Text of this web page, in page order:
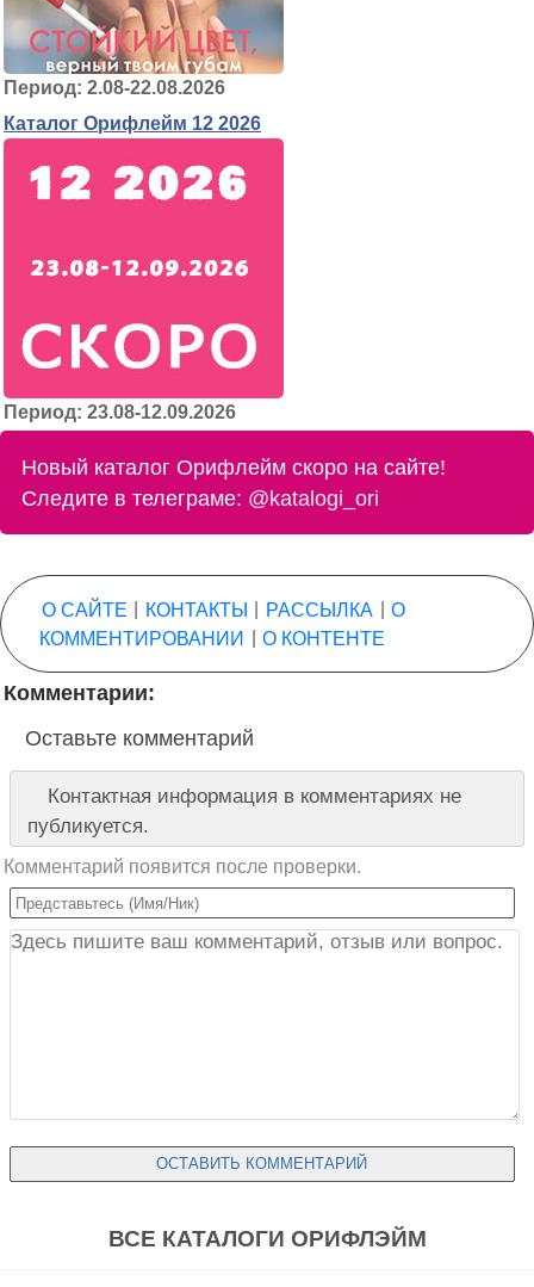
Период: 2.08-22.08.2026
Каталог Орифлейм 12 2026
Период: 23.08-12.09.2026
Новый каталог Орифлейм скоро на сайте!
Следите в телеграме: @katalogi_ori
О САЙТЕ КОНТАКТЫ РАССЫЛКА
О
КОММЕНТИРОВАНИИ
О КОНТЕНТЕ
Комментарии:
Оставьте комментарий
Контактная информация в комментариях не
публикуется.
Комментарий появится после проверки.
ВСЕ КАТАЛОГИ ОРИФЛЭЙМ